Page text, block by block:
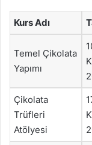
Kurs Adı
Temel Çikolata
Yapımı
Çikolata
Trüfleri
Atölyesi